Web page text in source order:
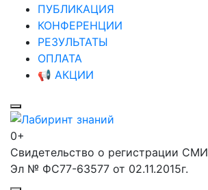
ПУБЛИКАЦИЯ
КОНФЕРЕНЦИИ
РЕЗУЛЬТАТЫ
ОПЛАТА
📢 АКЦИИ
Лабиринт знаний
0+
Свидетельство о регистрации СМИ
Эл № ФС77-63577 от 02.11.2015г.